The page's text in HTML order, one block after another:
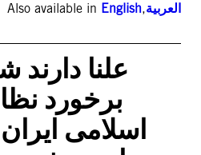
Also available in English,العربية
علنا
برخورد
اسلامی